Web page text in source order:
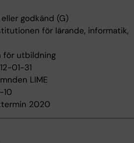
godkänd (G)
för lärande, informatik,
för utbildning
01-31
LIME
2020